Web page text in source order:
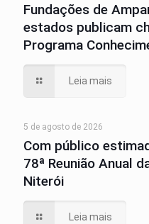
Fundações de
estados publicam
Programa
Leia mais
5 de agosto de 2026
Com público
78ª Reunião Anual
Niterói
Leia mais